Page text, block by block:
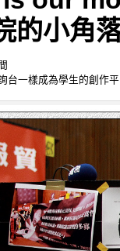
的小角
台一樣成為學生的創作